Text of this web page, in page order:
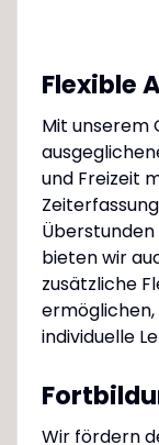
Flexible
Mit unserem
und Freizeit
Überstunden
bieten wir
zusätzliche
individuelle
Wir fördern